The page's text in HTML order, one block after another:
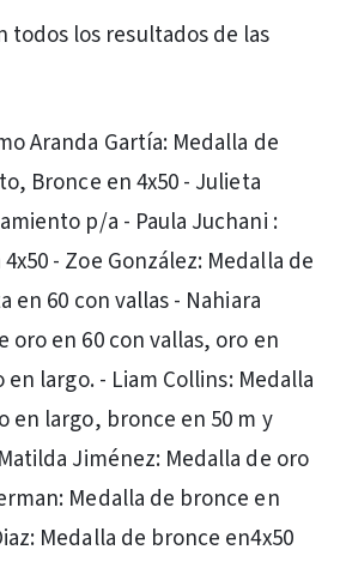
todos los resultados de las
Aranda Gartía: Medalla de
Bronce en 4x50 - Julieta
p/a - Paula Juchani :
- Zoe González: Medalla de
en 60 con vallas - Nahiara
oro en 60 con vallas, oro en
en largo. - Liam Collins: Medalla
en largo, bronce en 50 m y
Jiménez: Medalla de oro
Medalla de bronce en
Medalla de bronce en4x50